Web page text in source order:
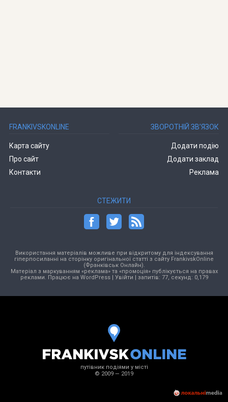
FRANKIVSKONLINE
Карта сайту
Про сайт
Контакти
ЗВОРОТНІЙ ЗВ’ЯЗОК
Додати подію
Додати заклад
Реклама
СТЕЖИТИ
Використання матеріалів можливе при відкритому для індексування
гіперпосиланні на сторінку оригінальної статті з сайту FrankivskOnline
(Франківськ Онлайн).
Матеріал з маркуванням «реклама» та «промоція» публікується на правах
реклами. Працює на WordPress| Увійти | запитів: 77, секунд: 0,179
путівник подіями у місті
© 2009 — 2019